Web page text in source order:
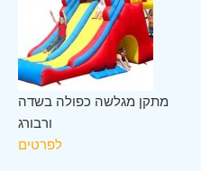
מתקן מגלשה כפולה בשדה
ורבורג
לפרטים